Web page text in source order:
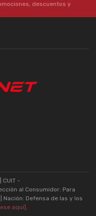
descuentos y
| CUIT -
al Consumidor: Para
| Nación: Defensa de las y los
aquí] .